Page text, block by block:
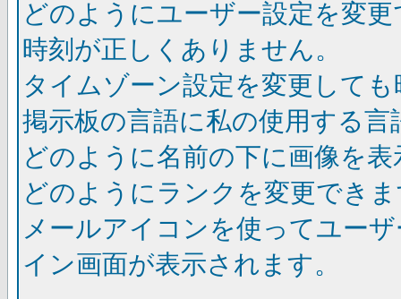
どのようにユーザー設定を変
時刻が正しくありません。
タイムゾーン設定を変更して
掲示板の言語に私の使用する
どのように名前の下に画像を
どのようにランクを変更でき
メールアイコンを使ってユー
イン画面が表示されます。